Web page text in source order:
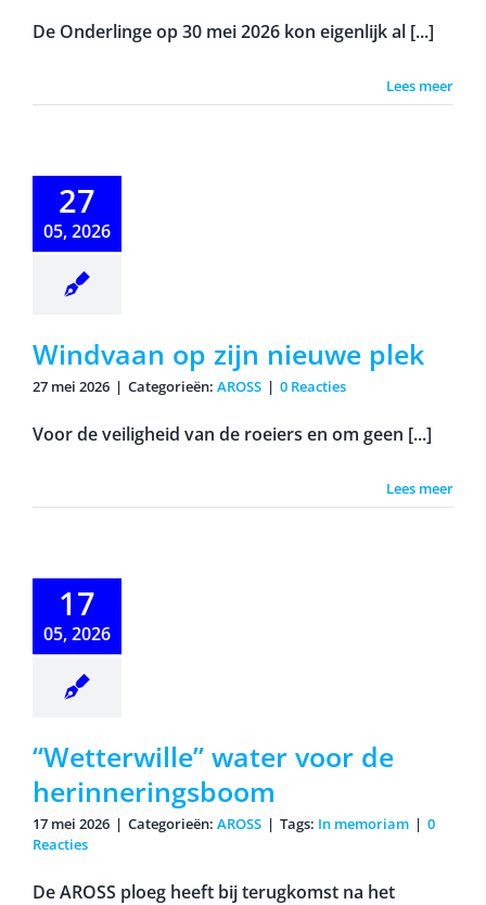
De Onderlinge op 30 mei 2026 kon eigenlijk al [...]
Lees meer
27
05, 2026
op
nieuwe
plek
Windvaan op zijn nieuwe plek
27 mei 2026 | Categorieën: AROSS | 0 Reacties
Voor de veiligheid van de roeiers en om geen [...]
Lees meer
17
05, 2026
voor de
“Wetterwille” water voor de
herinneringsboom
17 mei 2026 | Categorieën: AROSS | Tags: In memoriam | 0
Reacties
De AROSS ploeg heeft bij terugkomst na het